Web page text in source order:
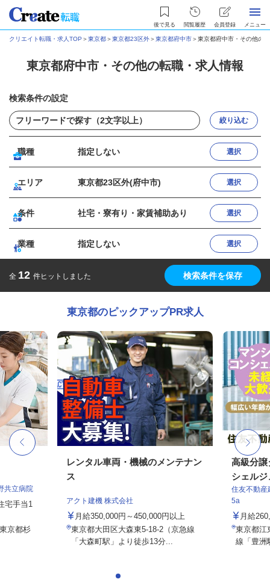
後で見る 閲覧履歴 会員登録 メニュー
クリエイト転職・求人TOP ＞東京都＞東京都23区外＞東京都府中市＞東京都府中市・その他の
東京都府中市・その他の転職・求人情報
検索条件の設定
絞り込む
職種 指定しない 選択
エリア 東京都23区外(府中市) 選択
条件 社宅・寮有り・家賃補助あり 選択
業種 指定しない 選択
全 12 件ヒットしました 検索条件を保存
東京都のピックアップPR求人
共立病院
宅手当1
京都杉
レンタル車両・機械のメンテナン
ス
アクト建機 株式会社
月給350,000円～450,000円以上
東京都大田区大森東5-18-2（京急線
「大森町駅」より徒歩13分...
高級分譲
シェルジ
住友不動産
5a
月給
東京都江
線「豊洲